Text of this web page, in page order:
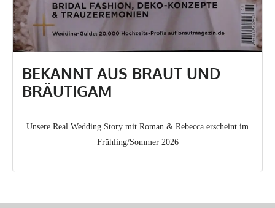
BEKANNT AUS BRAUT UND
BRÄUTIGAM
Unsere Real Wedding Story mit Roman & Rebecca erscheint im
Frühling/Sommer 2026